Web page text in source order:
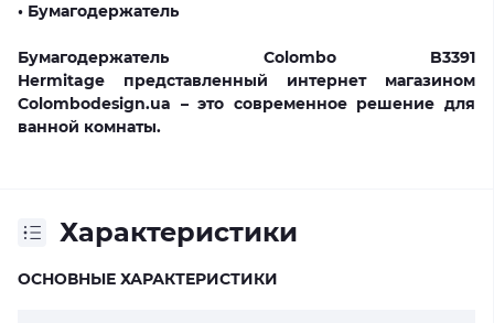
• Бумагодержатель
Бумагодержатель Colombo B3391
Hermitage представленный интернет магазином
Сolombodesign.ua – это современное решение для
ванной комнаты.
Характеристики
ОСНОВНЫЕ ХАРАКТЕРИСТИКИ